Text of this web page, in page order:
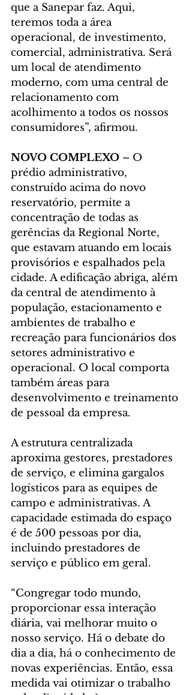
que a Sanepar faz. Aqui,
teremos toda a área
operacional, de investimento,
comercial, administrativa. Será
um local de atendimento
moderno, com uma central de
relacionamento com
acolhimento a todos os nossos
consumidores”, afirmou.
NOVO COMPLEXO – O
prédio administrativo,
construído acima do novo
reservatório, permite a
concentração de todas as
gerências da Regional Norte,
que estavam atuando em locais
provisórios e espalhados pela
cidade. A edificação abriga, além
da central de atendimento à
população, estacionamento e
ambientes de trabalho e
recreação para funcionários dos
setores administrativo e
operacional. O local comporta
também áreas para
desenvolvimento e treinamento
de pessoal da empresa.
A estrutura centralizada
aproxima gestores, prestadores
de serviço, e elimina gargalos
logísticos para as equipes de
campo e administrativas. A
capacidade estimada do espaço
é de 500 pessoas por dia,
incluindo prestadores de
serviço e público em geral.
“Congregar todo mundo,
proporcionar essa interação
diária, vai melhorar muito o
nosso serviço. Há o debate do
dia a dia, há o conhecimento de
novas experiências. Então, essa
medida vai otimizar o trabalho